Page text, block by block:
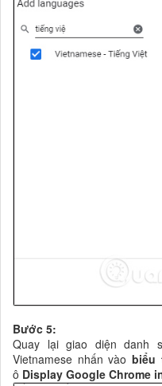
Bước 5:
Quay lại giao diện danh
Vietnamese nhấn vàobiểu
ô Display Google Chrome